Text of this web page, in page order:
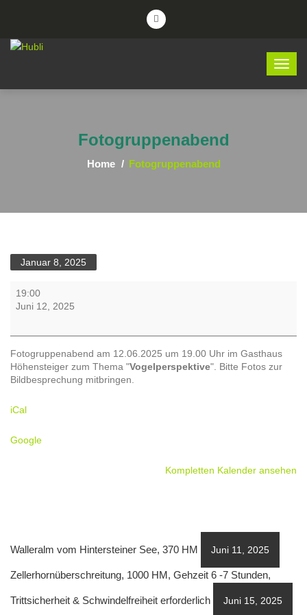
Fotogruppenabend
Home Fotogruppenabend
Januar 8, 2025
Fotogruppenabend
19:00
Juni 12, 2025
Fotogruppenabend am 12.06.2025 um 19.00 Uhr im Gasthaus
Höhensteiger zum Thema "Vogelperspektive". Bitte Fotos zur
Bildbesprechung mitbringen.
iCal
Google
Kompletten Kalender ansehen
Walleralm vom Hintersteiner See, 370 HM Juni 11, 2025
Zellerhornüberschreitung, 1000 HM, Gehzeit 6 -7 Stunden,
Trittsicherheit & Schwindelfreiheit erforderlich Juni 15, 2025